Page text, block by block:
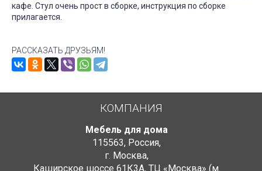
кафе. Стул очень прост в сборке, инструкция по сборке
прилагается.
РАССКАЗАТЬ ДРУЗЬЯМ!
КОМПАНИЯ
Мебель для дома
115563, Россия,
г. Москва,
Каширское шоссе 61К3А, ТЦ «Москва» (м.